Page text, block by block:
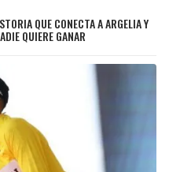
QUE CONECTA A ARGELIA Y
QUIERE GANAR